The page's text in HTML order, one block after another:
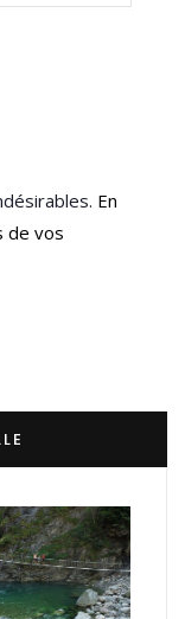
En
de vos